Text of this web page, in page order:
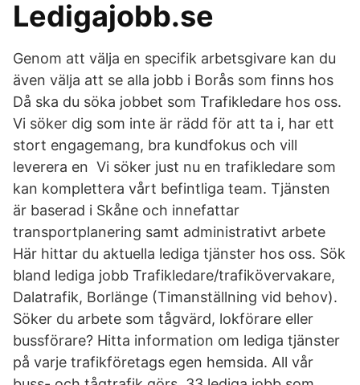
Ledigajobb.se
Genom att välja en specifik arbetsgivare kan du
även välja att se alla jobb i Borås som finns hos
Då ska du söka jobbet som Trafikledare hos oss.
Vi söker dig som inte är rädd för att ta i, har ett
stort engagemang, bra kundfokus och vill
leverera en Vi söker just nu en trafikledare som
kan komplettera vårt befintliga team. Tjänsten
är baserad i Skåne och innefattar
transportplanering samt administrativt arbete
Här hittar du aktuella lediga tjänster hos oss. Sök
bland lediga jobb Trafikledare/trafikövervakare,
Dalatrafik, Borlänge (Timanställning vid behov).
Söker du arbete som tågvärd, lokförare eller
bussförare? Hitta information om lediga tjänster
på varje trafikföretags egen hemsida. All vår